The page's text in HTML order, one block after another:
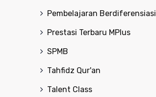
Pembelajaran Berdiferensiasi
Prestasi Terbaru MPlus
SPMB
Tahfidz Qur'an
Talent Class